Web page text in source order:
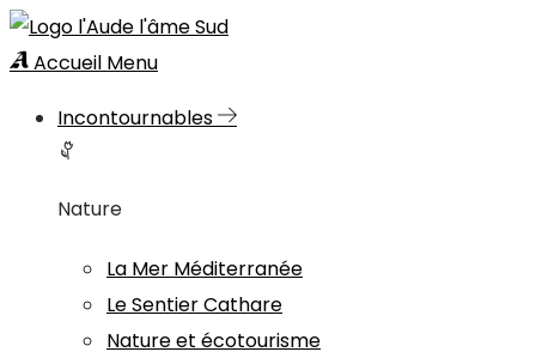
Accueil Menu
Incontournables
Nature
La Mer Méditerranée
Le Sentier Cathare
Nature et écotourisme